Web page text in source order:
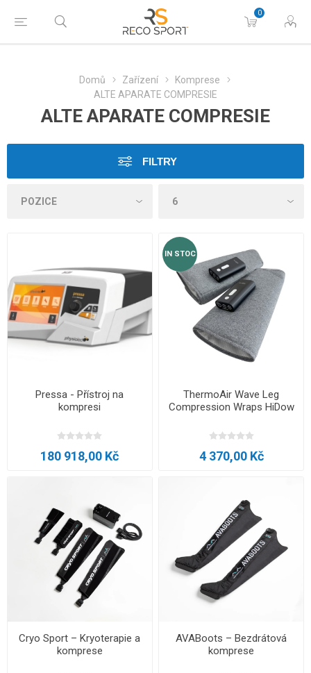
0
Domů Zařízení
Komprese
ALTE APARATE COMPRESIE
ALTE APARATE COMPRESIE
FILTRY
Pressa - Přístroj na
kompresi
180 918,00 Kč
IN STOC
ThermoAir Wave Leg
Compression Wraps HiDow
4 370,00 Kč
Cryo Sport – Kryoterapie a
komprese
AVABoots – Bezdrátová
komprese